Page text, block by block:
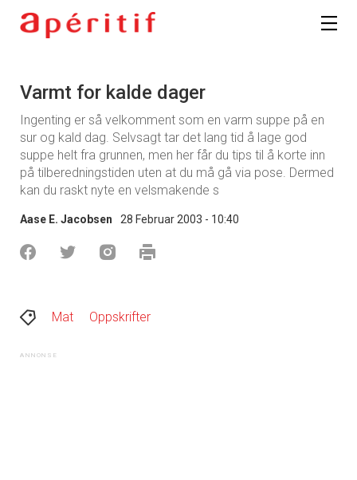
Varmt for kalde dager
Ingenting er så velkomment som en varm suppe på en
sur og kald dag. Selvsagt tar det lang tid å lage god
suppe helt fra grunnen, men her får du tips til å korte inn
på tilberedningstiden uten at du må gå via pose. Dermed
kan du raskt nyte en velsmakende s
Aase E. Jacobsen 28 Februar 2003 - 10:40
Mat Oppskrifter